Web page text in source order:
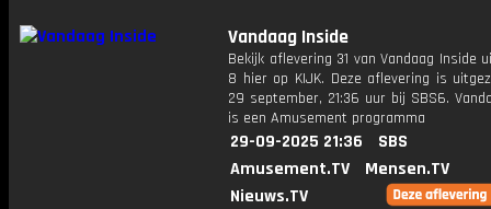
Vandaag Inside
Bekijk aflevering 31 van Vandaag Inside
8 hier op KIJK. Deze aflevering is
29 september, 21:36 uur bij SBS6.
is een Amusement programma
29-09-2025 21:36
SBS
Amusement.TV
Mensen.TV
Nieuws.TV